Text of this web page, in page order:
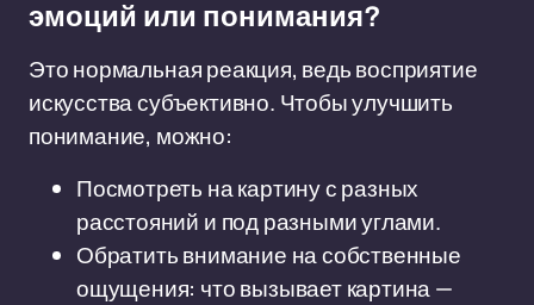
эмоций или понимания?
Это нормальная реакция, ведь восприятие
искусства субъективно. Чтобы улучшить
понимание, можно:
Посмотреть на картину с разных
расстояний и под разными углами.
Обратить внимание на собственные
ощущения: что вызывает картина —